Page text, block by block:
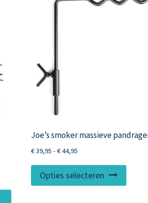
Joe’s smoker massieve
€39,95 - €44,95
tot
€ 44,95
Opties selecteren